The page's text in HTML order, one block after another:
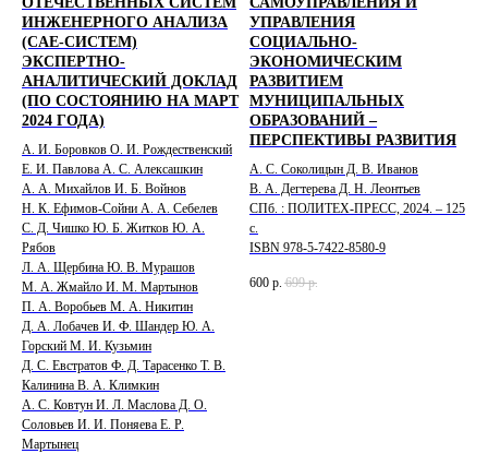
ИНЖЕНЕРНОГО АНАЛИЗА
(CAE-СИСТЕМ)
ЭКСПЕРТНО-
АНАЛИТИЧЕСКИЙ ДОКЛАД
(ПО СОСТОЯНИЮ НА МАРТ
2024 ГОДА)
А. И. Боровков О. И. Рождественский
Е. И. Павлова А. С. Алексашкин
А. А. Михайлов И. Б. Войнов
Н. К. Ефимов-Сойни А. А. Себелев
С. Д. Чишко Ю. Б. Житков Ю. А.
Рябов
Л. А. Щербина Ю. В. Мурашов
М. А. Жмайло И. М. Мартынов
П. А. Воробьев М. А. Никитин
Д. А. Лобачев И. Ф. Шандер Ю. А.
Горский М. И. Кузьмин
Д. С. Евстратов Ф. Д. Тарасенко Т. В.
Калинина В. А. Климкин
А. С. Ковтун И. Л. Маслова Д. О.
Соловьев И. И. Поняева Е. Р.
Мартынец
УПРАВЛЕНИЯ
СОЦИАЛЬНО-
ЭКОНОМИЧЕСКИМ
РАЗВИТИЕМ
МУНИЦИПАЛЬНЫХ
ОБРАЗОВАНИЙ –
ПЕРСПЕКТИВЫ РАЗВИТИЯ
А. С. Соколицын Д. В. Иванов
В. А. Дегтерева Д. Н. Леонтьев
СПб. : ПОЛИТЕХ-ПРЕСС, 2024. – 125
с.
ISBN 978-5-7422-8580-9
600 р. 699 р.